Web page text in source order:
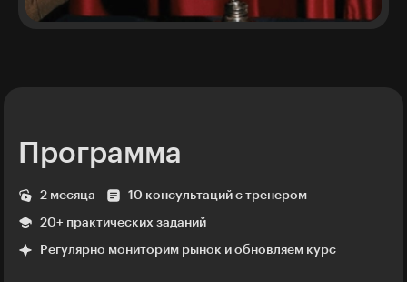
Программа
2 месяца 10 консультаций с тренером
20+ практических заданий
Регулярно мониторим рынок и обновляем курс